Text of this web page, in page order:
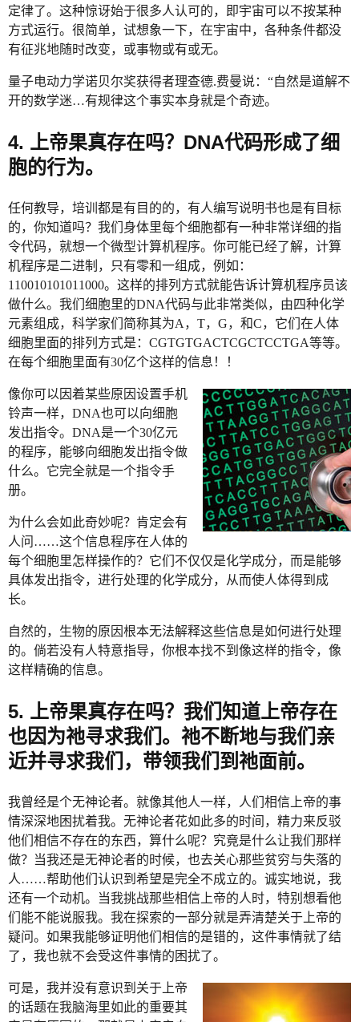
定律了。这种惊讶始于很多人认可的，即宇宙可以不按某种
方式运行。很简单，试想象一下，在宇宙中，各种条件都没
有征兆地随时改变，或事物或有或无。
量子电动力学诺贝尔奖获得者理查德.费曼说：“自然是道解不
开的数学迷…有规律这个事实本身就是个奇迹。
4. 上帝果真存在吗？DNA代码形成了细
胞的行为。
任何教导，培训都是有目的的，有人编写说明书也是有目标
的，你知道吗？我们身体里每个细胞都有一种非常详细的指
令代码，就想一个微型计算机程序。你可能已经了解，计算
机程序是二进制，只有零和一组成，例如：
110010101011000。这样的排列方式就能告诉计算机程序员该
做什么。我们细胞里的DNA代码与此非常类似，由四种化学
元素组成，科学家们简称其为A，T，G，和C，它们在人体
细胞里面的排列方式是：CGTGTGACTCGCTCCTGA等等。
在每个细胞里面有30亿个这样的信息！！
像你可以因着某些原因设置手机
铃声一样，DNA也可以向细胞
发出指令。DNA是一个30亿元
的程序，能够向细胞发出指令做
什么。它完全就是一个指令手
册。
为什么会如此奇妙呢？肯定会有
人问……这个信息程序在人体的
每个细胞里怎样操作的？它们不仅仅是化学成分，而是能够
具体发出指令，进行处理的化学成分，从而使人体得到成
长。
自然的，生物的原因根本无法解释这些信息是如何进行处理
的。倘若没有人特意指导，你根本找不到像这样的指令，像
这样精确的信息。
5. 上帝果真存在吗？我们知道上帝存在
也因为祂寻求我们。祂不断地与我们亲
近并寻求我们，带领我们到祂面前。
我曾经是个无神论者。就像其他人一样，人们相信上帝的事
情深深地困扰着我。无神论者花如此多的时间，精力来反驳
他们相信不存在的东西，算什么呢？究竟是什么让我们那样
做？当我还是无神论者的时候，也去关心那些贫穷与失落的
人……帮助他们认识到希望是完全不成立的。诚实地说，我
还有一个动机。当我挑战那些相信上帝的人时，特别想看他
们能不能说服我。我在探索的一部分就是弄清楚关于上帝的
疑问。如果我能够证明他们相信的是错的，这件事情就了结
了，我也就不会受这件事情的困扰了。
可是，我并没有意识到关于上帝
的话题在我脑海里如此的重要其